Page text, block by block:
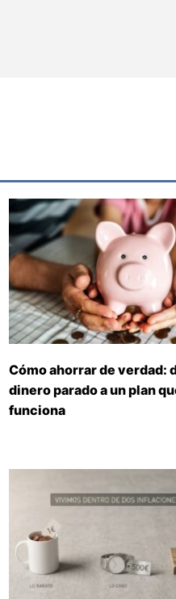
Cómo ahorrar de verdad:
dinero parado a un plan
funciona